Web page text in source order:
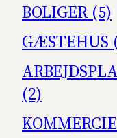
BOLIGER (5)
GÆSTEHUS
(2)